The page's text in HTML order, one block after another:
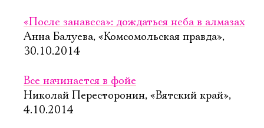
«После занавеса»: дождаться неба в алмазах
Анна Балуева, «Комсомольская правда»,
30.10.2014
Все начинается в фойе
Николай Пересторонин, «Вятский край»,
4.10.2014